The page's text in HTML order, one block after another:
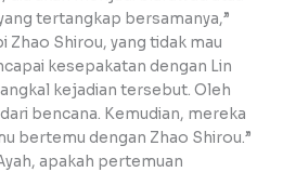
tertangkap bersamanya,”
Zhao Shirou, yang tidak mau
kesepakatan dengan Lin
kejadian tersebut. Oleh
bencana. Kemudian, mereka
bertemu dengan Zhao Shirou.”
apakah pertemuan